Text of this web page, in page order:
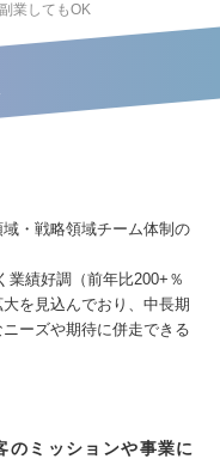
副業してもOK
・戦略領域チーム体制の
業績好調（前年比200+％
を見込んでおり、中長期
ーズや期待に併走できる
のミッションや事業に